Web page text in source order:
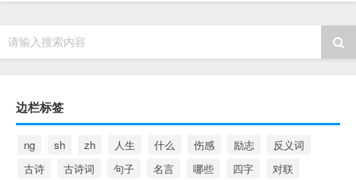
请输入搜索内容
边栏标签
ng sh zh 人生 什么 伤感 励志
反义词
古诗
古诗词 句子 名言 哪些 四字
对联